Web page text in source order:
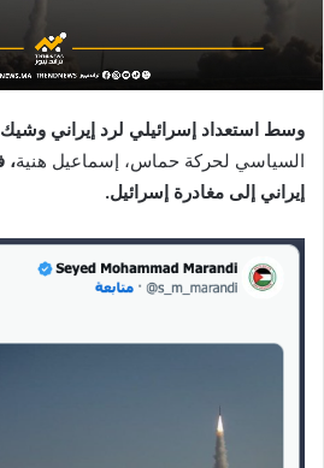
وسط استعداد إسرائيلي لرد إيراني وشيك
السياسي لحركة حماس، إسماعيل هنية،
إيراني إلى مغادرة إسرائيل.